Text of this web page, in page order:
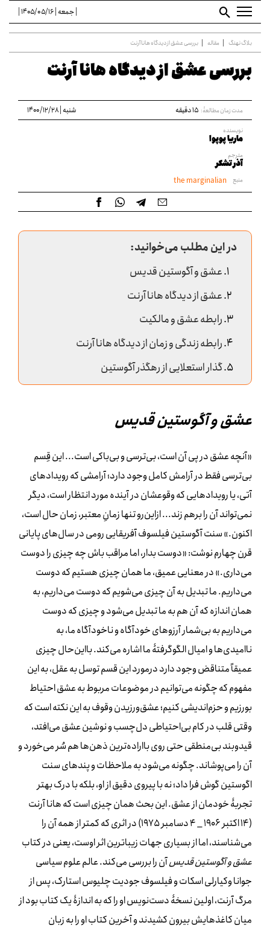
| جمعه | ۱۴۰۵/۰۵/۱۶ |
بلاگ نهنگ مقاله بررسی عشق از دیدگاه هانا آرنت
بررسی عشق از دیدگاه هانا آرنت
مدت زمان مطالعۀ: ۱۵ دقیقه شنبه | ۱۴۰۰/۱۲/۲۸
نویسنده
ماریا پوپوا
مترجم
آذر تشکر
منبع the marginalian
در این مطلب می‌خوانید:
عشق و آگوستین قدیس
عشق از دیدگاه هانا آرنت
رابطه عشق و مالکیت
رابطه زندگی و زمان از دیدگاه هانا آرنت
گذار استعلایی از رهگذر آگوستین
عشق و آگوستین قدیس
«آنچه عشق در پی آن است، بی‌ترسی و بی‌باکی است... این قِسم
بی‌ترسی فقط در آرامش کامل وجود دارد؛ آرامشی که رویدادهای
آتی، یا رویدادهایی که وقوعشان در آینده مورد انتظار است، دیگر
نمی‌تواند آن را برهم زند... ازاین‌رو تنها زمانِ معتبر، زمان حال است،
اکنون.» سنت آگوستین فیلسوف آفریقایی رومی در سال‌های پایانی
قرن چهارم نوشت: «دوست بدار، اما مراقب باش چه چیزی را دوست
می‌داری.» در معنایی عمیق، ما همان چیزی هستیم که دوست
می‌داریم. ما تبدیل به آن چیزی می‌شویم که دوست می‌داریم، به
همان اندازه که آن هم به ما تبدیل می‌شود و چیزی که دوست
می‌داریم به بی‌شمار آرزوهای خودآگاه و ناخودآگاه ما، به
ناامیدی‌ها و امیال الگوگرفتۀ ما اشاره می‌کند. بااین‌حال چیزی
عمیقاً متناقض وجود دارد درمورد این قسم توسل به عقل، به این
مفهوم که چگونه می‌توانیم در موضوعات مربوط به عشق احتیاط
بورزیم و حزم‌اندیشی کنیم؛ عشق‌ورزیدن وقوف به این نکته است که
وقتی قلب در کام بی‌احتیاطی دل‌چسب و نوشین عشق می‌افتد،
قیدوبند بی‌منطقی حتی روی بااراده‌ترین ذهن‌ها هم سُر می‌خورد و
آن را می‌پوشاند. چگونه می‌شود به ملاحظات و پندهای سنت
اگوستین گوش فرا داد؛ نه با پیروی دقیق از او، بلکه با درک بهتر
تجربۀ خودمان از عشق. این بحث همان چیزی است که هانا آرنت
(14 اکتبر 1906 _ 4 دسامبر 1975) در اثری که کمتر از همه آن را
می‌شناسند، اما از بسیاری جهات زیباترین اثر اوست، یعنی در کتاب
عشق و آگوستینقدیسآن را بررسی می‌کند. عالم علوم سیاسی
جوانا وکیارلی اسکات و فیلسوف جودیت چلیوس استارک، پس از
مرگ آرنت، اولین نسخۀ دست‌نویس او را که به اندازۀ یک کتاب بود از
میان کاغذهایش بیرون کشیدند و آخرین کتاب او را به زبان